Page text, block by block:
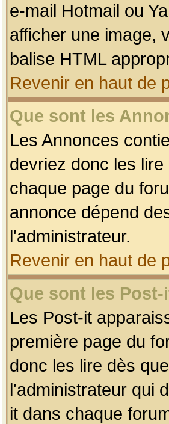
e-mail Hotmail ou
afficher une image,
balise HTML
Revenir en haut de
Que sont les
Les Annonces
devriez donc les
chaque page du
annonce dépend
l'administrateur.
Revenir en haut de
Que sont les Post-
Les Post-it
première page du
donc les lire dès
l'administrateur qui
it dans chaque